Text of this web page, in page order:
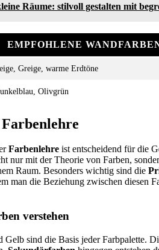
Räume: stilvoll gestalten mit
EMPFOHLENE
Greige, warme Erdtöne
Olivgrün
Farbenlehre ist entscheidend für die
nur mit der Theorie von Farben,
Raum. Besonders wichtig sind die
man die Beziehung zwischen diesen
verstehen
sind die Basis jeder Farbpalette.